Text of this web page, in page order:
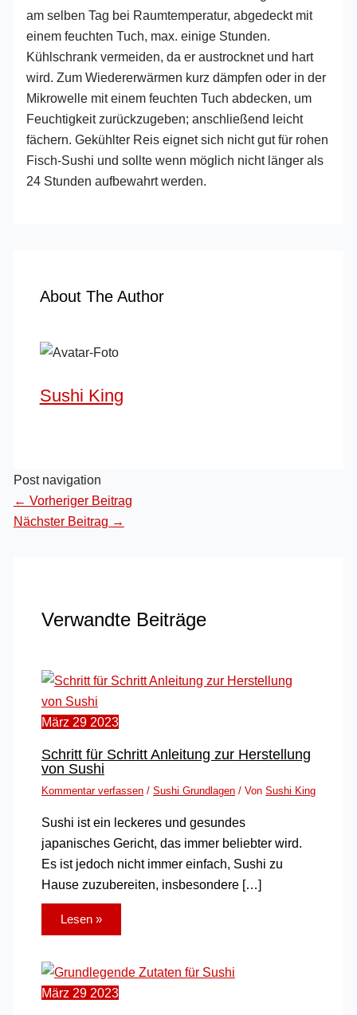
am selben Tag bei Raumtemperatur, abgedeckt mit
einem feuchten Tuch, max. einige Stunden.
Kühlschrank vermeiden, da er austrocknet und hart
wird. Zum Wiedererwärmen kurz dämpfen oder in der
Mikrowelle mit einem feuchten Tuch abdecken, um
Feuchtigkeit zurückzugeben; anschließend leicht
fächern. Gekühlter Reis eignet sich nicht gut für rohen
Fisch-Sushi und sollte wenn möglich nicht länger als
24 Stunden aufbewahrt werden.
About The Author
Sushi King
Post navigation
← Vorheriger Beitrag
Nächster Beitrag →
Verwandte Beiträge
März 29 2023
Schritt für Schritt Anleitung zur Herstellung
von Sushi
Kommentar verfassen / Sushi Grundlagen/ Von Sushi King
Sushi ist ein leckeres und gesundes
japanisches Gericht, das immer beliebter wird.
Es ist jedoch nicht immer einfach, Sushi zu
Hause zuzubereiten, insbesondere […]
Lesen »
März 29 2023